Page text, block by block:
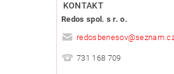
KONTAKT
Redos spol. s r. o.
redosbenesov@
731 168 709